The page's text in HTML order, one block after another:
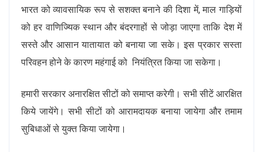
भारत को व्यावसायिक रूप से सशक्त बनाने की दिशा में, माल गाड़ियों
को हर वाणिज्यिक स्थान और बंदरगाहों से जोड़ा जाएगा ताकि देश में
सस्ते और आसान यातायात को बनाया जा सके। इस प्रकार सस्ता
परिवहन होने के कारण महंगाई को नियंत्रित किया जा सकेगा।
हमारी सरकार अनारक्षित सीटों को समाप्त करेगी। सभी सीटें आरक्षित
किये जायेंगे। सभी सीटों को आरामदायक बनाया जायेगा और तमाम
सुबिधाओं से युक्त किया जायेगा।